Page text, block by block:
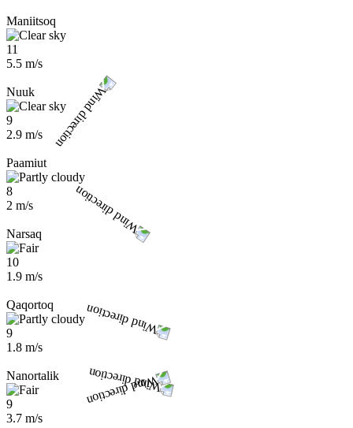
Maniitsoq
11
5.5 m/s
Nuuk
9
2.9 m/s
Paamiut
8
2 m/s
Narsaq
10
1.9 m/s
Qaqortoq
9
1.8 m/s
Nanortalik
9
3.7 m/s